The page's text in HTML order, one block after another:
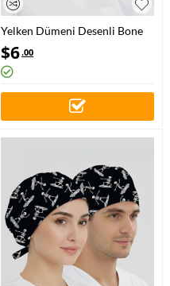
Yelken Dümeni Desenli Bone
(Cotton Likra Kumaş)
$6.00